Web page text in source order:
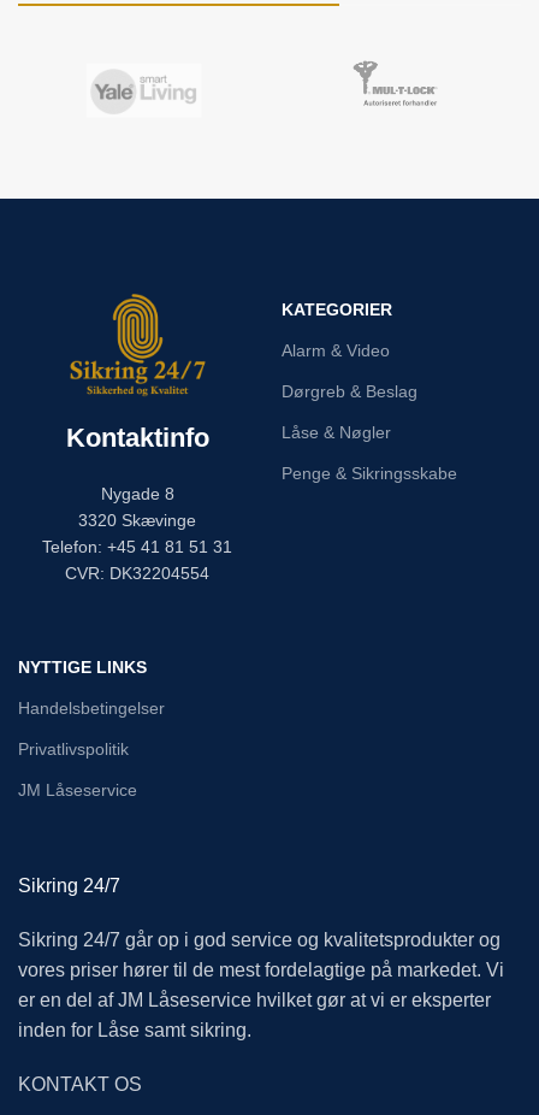
Kontaktinfo
Nygade 8
3320 Skævinge
Telefon: +45 41 81 51 31
CVR: DK32204554
KATEGORIER
Alarm & Video
Dørgreb & Beslag
Låse & Nøgler
Penge & Sikringsskabe
NYTTIGE LINKS
Handelsbetingelser
Privatlivspolitik
JM Låseservice
Sikring 24/7
Sikring 24/7 går op i god service og kvalitetsprodukter og
vores priser hører til de mest fordelagtige på markedet. Vi
er en del af JM Låseservice hvilket gør at vi er eksperter
inden for Låse samt sikring.
KONTAKT OS